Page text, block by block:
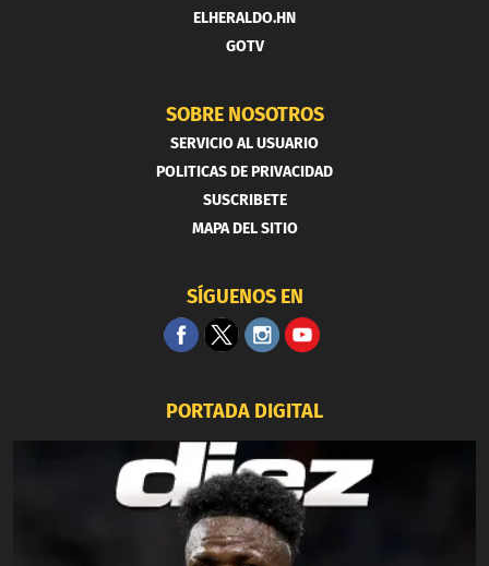
ELHERALDO.HN
GOTV
SOBRE NOSOTROS
SERVICIO AL USUARIO
POLITICAS DE PRIVACIDAD
SUSCRIBETE
MAPA DEL SITIO
SÍGUENOS EN
PORTADA DIGITAL